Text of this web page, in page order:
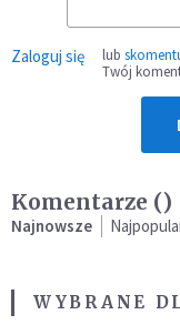
Zaloguj się lub
Twój
Komentarze ()
Najnowsze
WYBRANE